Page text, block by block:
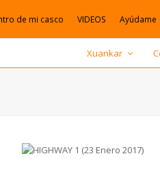
de mi casco VIDEOS Ayúdame
Xuankar